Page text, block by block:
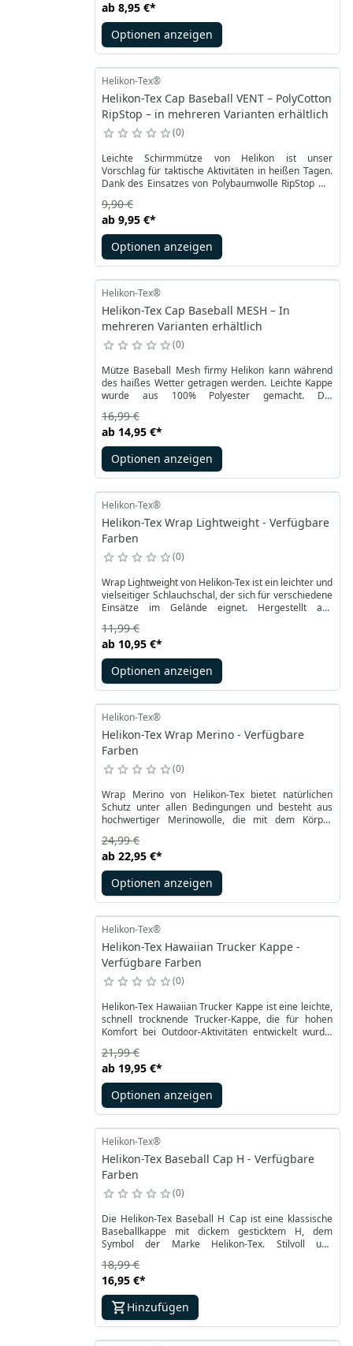
100 % Baumwolle. Militärfarben und ausgewählte
Tarnungen in Standardgrößen von S bis XL stehen
zur Verfügung.
ab 8,95 €*
Optionen anzeigen
Helikon-Tex®
Helikon-Tex Cap Baseball VENT – PolyCotton
RipStop – in mehreren Varianten erhältlich
0
Leichte Schirmmütze von Helikon ist unser
Vorschlag für taktische Aktivitäten in heißen Tagen.
Dank des Einsatzes von Polybaumwolle RipStop mit
Baseball Vent verfügt über verstärkten Schirm und
man kann den Umfang verstellen.
ab 9,95 €*
9,90 €
Optionen anzeigen
Helikon-Tex®
Helikon-Tex Cap Baseball MESH – In
mehreren Varianten erhältlich
0
Mütze Baseball Mesh firmy Helikon kann während
des haißes Wetter getragen werden. Leichte Kappe
wurde aus 100% Polyester gemacht. Die
atmungsaktiv ist - das ist wichtig, während
taktischen Aktivitäten mit zusätzlichen Ausrüstung.
Der verstärkte Schirm ist auch mit Netz bedeckt.
ab 14,95 €*
16,99 €
Optionen anzeigen
Helikon-Tex®
Helikon-Tex Wrap Lightweight - Verfügbare
Farben
0
Wrap Lightweight von Helikon-Tex ist ein leichter und
vielseitiger Schlauchschal, der sich für verschiedene
Einsätze im Gelände eignet. Hergestellt aus
leitet er Feuchtigkeit ab und trocknet deutlich
schneller als Baumwolle, was Komfort selbst bei
intensiver Aktivität gewährleistet. Der Wrap schützt
den Hals vor Kälte, bedeckt das Gesicht vor Wind
und Staub und kann die Gesichtskonturen für
ab 10,95 €*
11,99 €
Optionen anzeigen
Helikon-Tex®
Helikon-Tex Wrap Merino - Verfügbare
Farben
0
Wrap Merino von Helikon-Tex bietet natürlichen
Schutz unter allen Bedingungen und besteht aus
hochwertiger Merinowolle, die mit dem Körper
Er wärmt bei Kälte und hilft bei Wärme zu kühlen,
wobei die Isolierung auch im feuchten Zustand
erhalten bleibt. Dank der antibakteriellen
Eigenschaften von Merinowolle nimmt der Wrap
keine Gerüche auf und ist nach kurzem Lüften sofort
Gelände ohne Waschmöglichkeit.
ab 22,95 €*
24,99 €
Optionen anzeigen
Helikon-Tex®
Helikon-Tex Hawaiian Trucker Kappe -
Verfügbare Farben
0
Helikon-Tex Hawaiian Trucker Kappe ist eine leichte,
schnell trocknende Trucker-Kappe, die für hohen
Komfort bei Outdoor-Aktivitäten entwickelt wurde.
Rückseite für optimale Belüftung sorgt. Der
gebogene Schirm schützt die Augen vor Sonne, und
der verstellbare Verschluss ermöglicht eine perfekte
Passform. Ideal für den Alltag sowie für Outdoor-
Abenteuer.
ab 19,95 €*
21,99 €
Optionen anzeigen
Helikon-Tex®
Helikon-Tex Baseball Cap H - Verfügbare
Farben
0
Die Helikon-Tex Baseball H Cap ist eine klassische
Baseballkappe mit dickem gesticktem H, dem
Symbol der Marke Helikon-Tex. Stilvoll und
kühlen Temperaturen. Der verstellbare Verschluss
sorgt für sicheren Halt. Dank des leichten Designs
lässt sie sich problemlos unter Kopfhörern oder
Schutzhelmen tragen und einfach im Rucksack
verstauen oder am Gürtel befestigen.
16,95 €*
18,99 €
Hinzufügen